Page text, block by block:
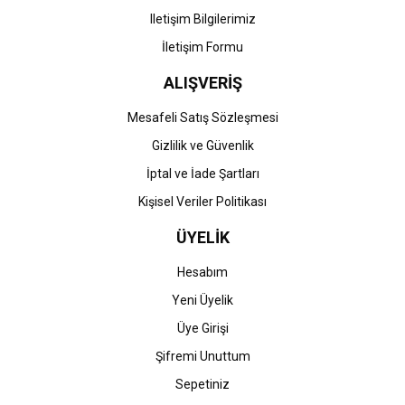
Iletişim Bilgilerimiz
İletişim Formu
ALIŞVERİŞ
Mesafeli Satış Sözleşmesi
Gizlilik ve Güvenlik
İptal ve İade Şartları
Kişisel Veriler Politikası
ÜYELİK
Hesabım
Yeni Üyelik
Üye Girişi
Şifremi Unuttum
Sepetiniz